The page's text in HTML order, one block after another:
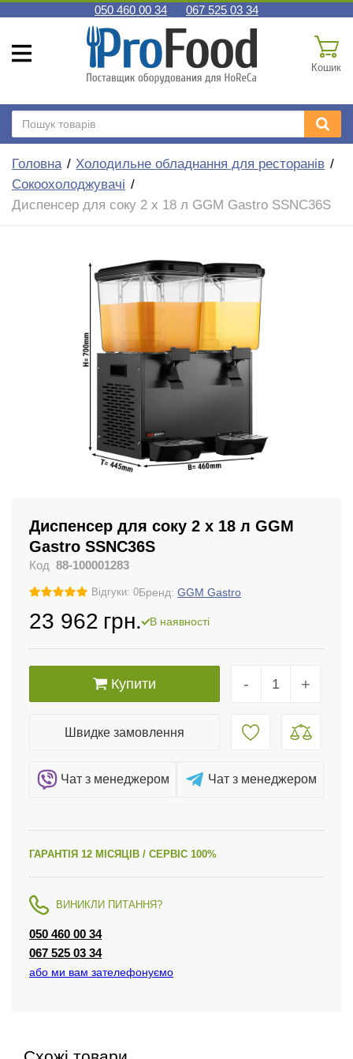
050 460 00 34 067 525 03 34
Кошик
Головна
Холодильне обладнання для ресторанів
Сокоохолоджувачі
Диспенсер для соку 2 x 18 л GGM Gastro SSNC36S
Диспенсер для соку 2 x 18 л GGM
Gastro SSNC36S
Код 88-100001283
Відгуки: 0Бренд: GGM Gastro
23 962 грн. В наявності
- +
Купити
Швидке замовлення
Чат з менеджером Чат з менеджером
ГАРАНТІЯ 12 МІСЯЦІВ / СЕРВІС 100%
ВИНИКЛИ ПИТАННЯ?
050 460 00 34
067 525 03 34
або ми вам зателефонуємо